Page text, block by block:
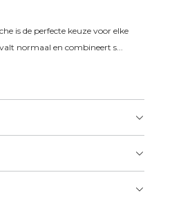
is de perfecte keuze voor elke
normaal en combineert s...